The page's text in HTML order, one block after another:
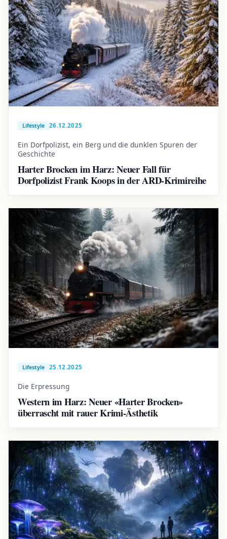
Lifestyle 26.12.2025
Ein Dorfpolizist, ein Berg und die dunklen Spuren der
Geschichte
Harter Brocken im Harz: Neuer Fall für
Dorfpolizist Frank Koops in der ARD-Krimireihe
Lifestyle 25.12.2025
Die Erpressung
Western im Harz: Neuer «Harter Brocken»
überrascht mit rauer Krimi-Ästhetik